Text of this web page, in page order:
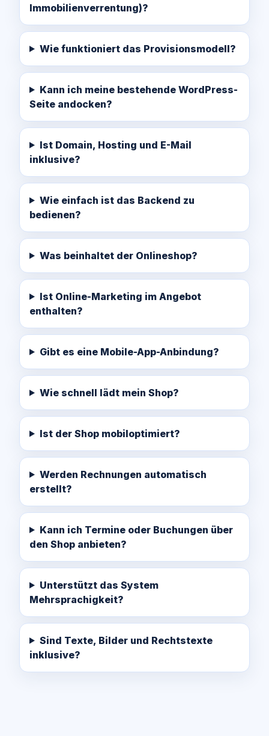
Immobilienverrentung)?
Wie funktioniert das Provisionsmodell?
Kann ich meine bestehende WordPress-
Seite andocken?
Ist Domain, Hosting und E-Mail
inklusive?
Wie einfach ist das Backend zu
bedienen?
Was beinhaltet der Onlineshop?
Ist Online-Marketing im Angebot
enthalten?
Gibt es eine Mobile-App-Anbindung?
Wie schnell lädt mein Shop?
Ist der Shop mobiloptimiert?
Werden Rechnungen automatisch
erstellt?
Kann ich Termine oder Buchungen über
den Shop anbieten?
Unterstützt das System
Mehrsprachigkeit?
Sind Texte, Bilder und Rechtstexte
inklusive?